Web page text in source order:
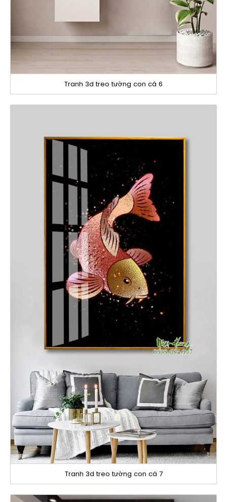
Tranh 3d treo tường con cá 6
Tranh 3d treo tường con cá 7